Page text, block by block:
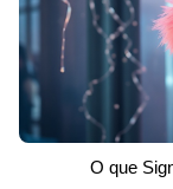
O que